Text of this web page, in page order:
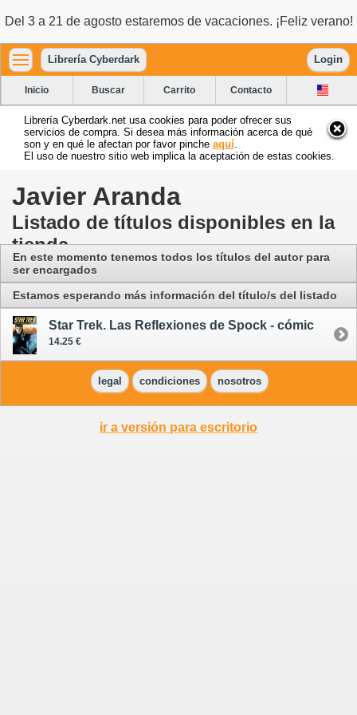
Del 3 a 21 de agosto estaremos de vacaciones. ¡Feliz verano!
Librería Cyberdark Login
Inicio Buscar Carrito Contacto
Librería Cyberdark.net usa cookies para poder ofrecer sus
servicios de compra. Si desea más información acerca de qué
son y en qué le afectan por favor pinche aquí
El uso de nuestro sitio web implica la aceptación de estas cookies.
Javier Aranda
Listado de títulos disponibles en la
tienda
En este momento tenemos todos los títulos del autor para
ser encargados
Estamos esperando más información del título/s del listado
Star Trek. Las Reflexiones de Spock - cómic
14.25 €
legal condiciones nosotros
ir a versión para escritorio